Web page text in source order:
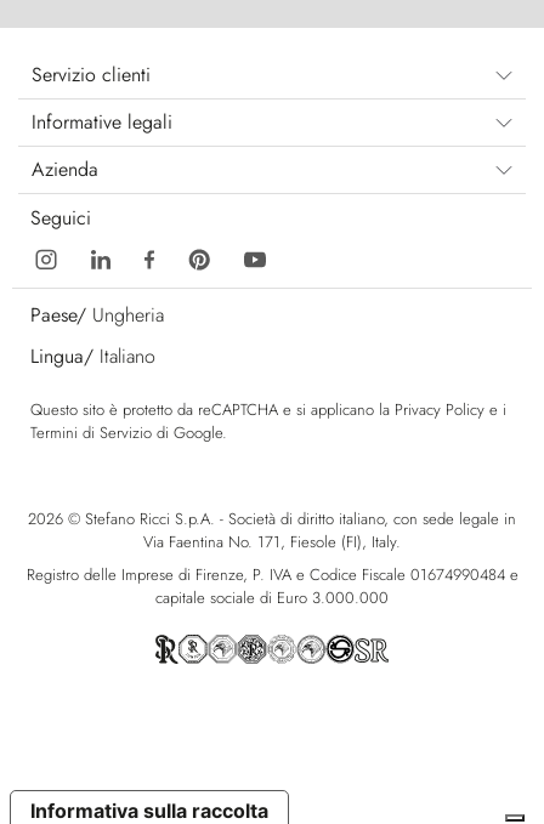
Servizio clienti
Informative legali
Azienda
Seguici
Paese/ Ungheria
Lingua/ Italiano
Questo sito è protetto da reCAPTCHA e si applicano la Privacy Policy e i
Termini di Servizio di Google.
2026 © Stefano Ricci S.p.A. - Società di diritto italiano, con sede legale in
Via Faentina No. 171, Fiesole (FI), Italy.
Registro delle Imprese di Firenze, P. IVA e Codice Fiscale 01674990484 e
capitale sociale di Euro 3.000.000
Informativa sulla raccolta